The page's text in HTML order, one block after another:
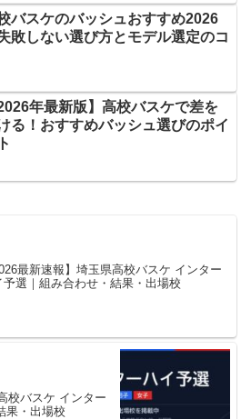
バスケのバッシュおすすめ2026
失敗しない選び方とモデル選定のコ
2026年最新版】高校バスケで差を
る！おすすめバッシュ選びのポイ
最新速報】埼玉県高校バスケ インター
予選｜組み合わせ・結果・出場校
校バスケ インター
果・出場校